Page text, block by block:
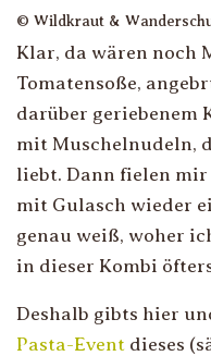
© Wildkraut &
Klar, da wären noch
Tomatensoße,
darüber geriebenem
mit Muschelnudeln,
liebt. Dann fielen
mit Gulasch wieder
genau weiß, woher
in dieser Kombi
Deshalb gibts hier
Pasta-Event dieses